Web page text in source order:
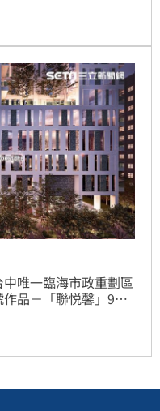
，將營業到月底結
唯一臨海市政重劃區
品－「聯悦馨」9月
。聯悦馨以國際級建